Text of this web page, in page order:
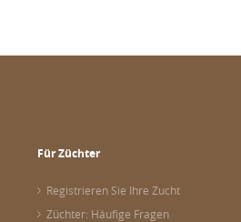
Für Züchter
Registrieren Sie Ihre Zucht
Züchter: Häufige Fragen